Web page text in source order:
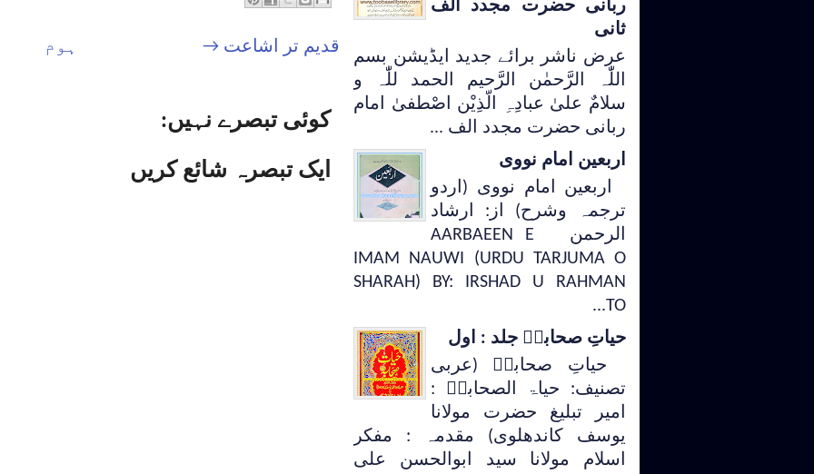
قدیم تر اشاعت → ہوم
کوئی تبصرے نہیں:
ایک تبصرہ شائع کریں
ربانی حضرت مجدد الف
ثانی
عرض ناشر برائے جدید ایڈیشن بسم
اللّٰہ الرَّحمٰن الرَّحیم الحمد للّٰہ و
سلامٌ علیٰ عبادِہِ الّذِیْن اصْطفیٰ امام
ربانی حضرت مجدد الف ...
اربعین امام نووی
اربعین امام نووی (اردو
ترجمہ وشرح) از: ارشاد
الرحمن AARBAEEN E
IMAM NAUWI (URDU TARJUMA O
SHARAH) BY: IRSHAD U RAHMAN
TO...
حیاتِ صحابہؓ جلد : اول
حیاتِ صحابہؓ (عربی
تصنیف: حیاۃ الصحابہؓ :
امیر تبلیغ حضرت مولانا
یوسف کاندھلوی) مقدمہ : مفکر
اسلام مولانا سید ابوالحسن علی